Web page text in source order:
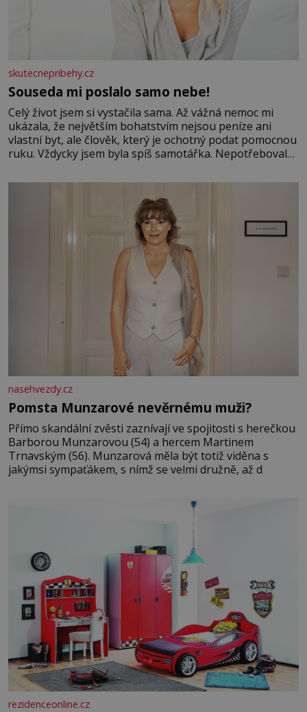
skutecnepribehy.cz
Souseda mi poslalo samo nebe!
Celý život jsem si vystačila sama. Až vážná nemoc mi
ukázala, že největším bohatstvím nejsou peníze ani
vlastní byt, ale člověk, který je ochotný podat pomocnou
ruku. Vždycky jsem byla spíš samotářka. Nepotřebovala
mi knihy, práce a hlavně klid. Hned po studiích jsem
nasehvezdy.cz
Pomsta Munzarové nevěrnému muži?
Přímo skandální zvěsti zaznívají ve spojitosti s herečkou
Barborou Munzarovou (54) a hercem Martinem
Trnavským (56). Munzarová měla být totiž viděna s
jakýmsi sympaťákem, s nímž se velmi družně, až d
rezidenceonline.cz